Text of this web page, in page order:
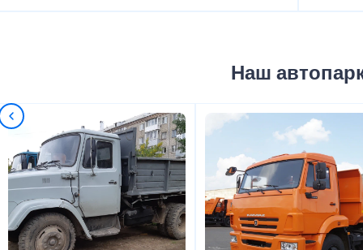
Наш